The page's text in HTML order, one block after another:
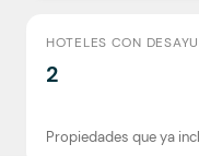
HOTELES CON
2
Propiedades que ya